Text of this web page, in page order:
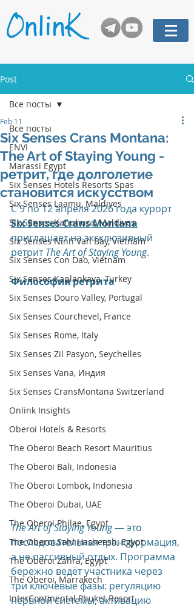
Post
Все посты
ENVI
Marassi Egypt
Six Senses Hotels Resorts Spas
Six Senses Laamu, Maldives
Six Senses Kanuhura, Maldives
Six Senses Ninh Van Bay, Vietnam
Six Senses Con Dao, Vietnam
Six Senses Kaplankaya, Turkey
Six Senses Douro Valley, Portugal
Six Senses Courchevel, France
Six Senses Rome, Italy
Six Senses Zil Pasyon, Seychelles
Six Senses Vana, Индия
Six Senses CransMontana Switzerland
Onlink Insights
Oberoi Hotels & Resorts
The Oberoi Beach Resort Mauritius
The Oberoi Bali, Indonesia
The Oberoi Lombok, Indonesia
The Oberoi Dubai, UAE
The Oberoi Philae, Egypt
The Oberoi Sahl Hasheesh, Egypt
The Oberoi Zahra, Egypt
The Oberoi, Marrakech
InterContinental Phuket Resort
Все посты
Six Senses Crans Montana:
The Art of Staying Young -
ретрит, где долголетие
становится искусством
Feb 11
С 9 по 12 апреля 2026 года курорт
Six Senses Crans Montana
приглашает на эксклюзивный
ретрит The Art of Staying Young.
Философия ретрита
The Art of Staying Young — это
последовательная трансформация,
а не пассивный отдых. Программа
бережно ведёт участника через
три ключевые фазы: регуляцию
нервной системы, активацию